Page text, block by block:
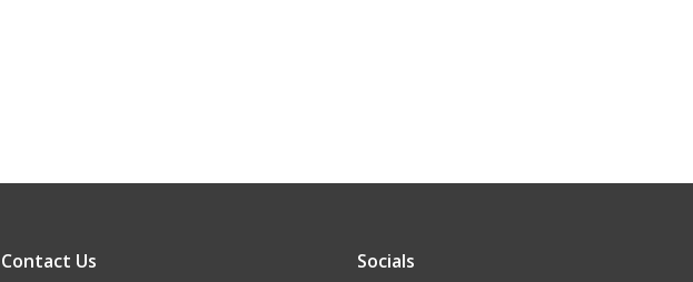
Contact Us Socials